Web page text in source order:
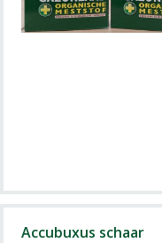
Accubuxus schaar